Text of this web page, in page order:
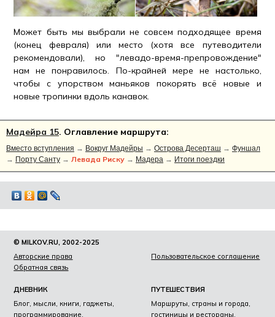
Может быть мы выбрали не совсем подходящее время
(конец февраля) или место (хотя все путеводители
рекомендовали), но "левадо-время-препровождение"
нам не понравилось. По-крайней мере не настолько,
чтобы с упорством маньяков покорять всё новые и
новые тропинки вдоль канавок.
Мадейра 15. Оглавление маршрута:
Вместо вступления → Вокруг Мадейры → Острова Десерташ → Фуншал
→ Порту Санту → Левада Риску → Мадера → Итоги поездки
© MILKOV.RU, 2002-2025
Авторские права
Пользовательское соглашение
Обратная связь
ДНЕВНИК
Блог, мысли, книги, гаджеты,
программирование.
ПУТЕШЕСТВИЯ
Маршруты, страны и города,
гостиницы и рестораны.